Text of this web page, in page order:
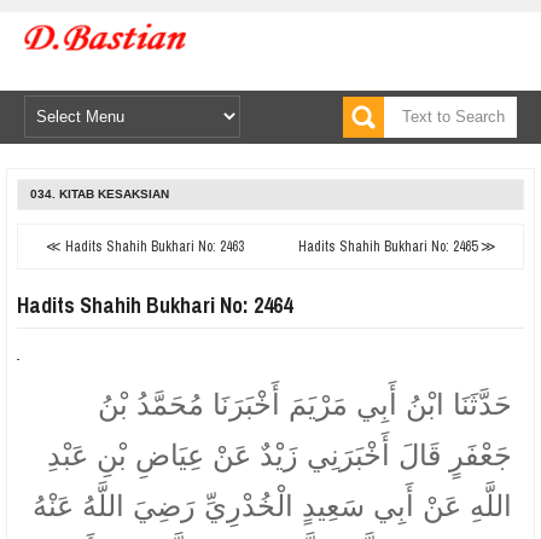
034. KITAB KESAKSIAN
≪ Hadits Shahih Bukhari No: 2463 Hadits Shahih Bukhari No: 2465 ≫
Hadits Shahih Bukhari No: 2464
حَدَّثَنَا ابْنُ أَبِي مَرْيَمَ أَخْبَرَنَا مُحَمَّدُ بْنُ
جَعْفَرٍ قَالَ أَخْبَرَنِي زَيْدٌ عَنْ عِيَاضِ بْنِ عَبْدِ
اللَّهِ عَنْ أَبِي سَعِيدٍ الْخُدْرِيِّ رَضِيَ اللَّهُ عَنْهُ